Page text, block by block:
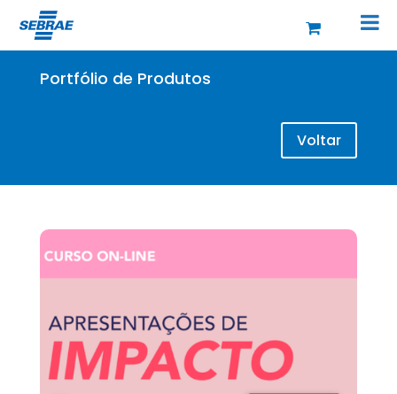
Portfólio de Produtos
Voltar